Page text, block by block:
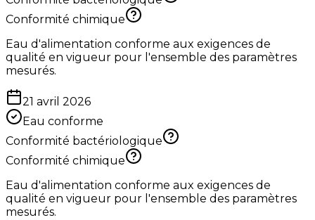
Conformité chimique
Eau d'alimentation conforme aux exigences de
qualité en vigueur pour l'ensemble des paramètres
mesurés.
21 avril 2026
Eau conforme
Conformité bactériologique
Conformité chimique
Eau d'alimentation conforme aux exigences de
qualité en vigueur pour l'ensemble des paramètres
mesurés.